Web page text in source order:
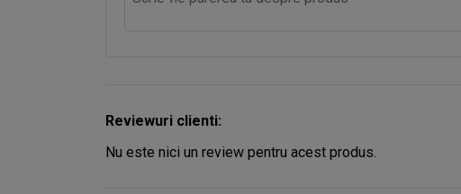
Reviewuri clienti:
Nu este nici un review pentru acest produs.